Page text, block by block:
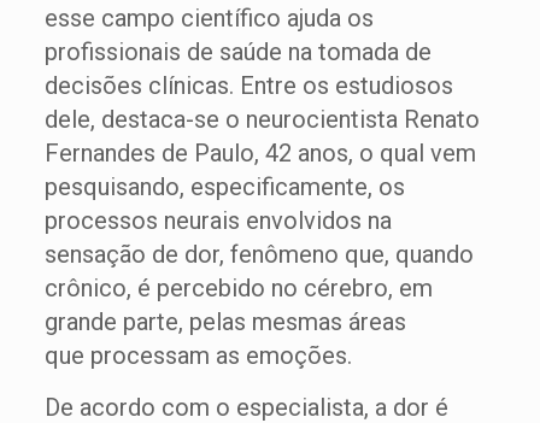
esse campo científico ajuda os
profissionais de saúde na tomada de
decisões clínicas. Entre os estudiosos
dele, destaca-se o neurocientista Renato
Fernandes de Paulo, 42 anos, o qual vem
pesquisando, especificamente, os
processos neurais envolvidos na
sensação de dor, fenômeno que, quando
crônico, é percebido no cérebro, em
grande parte, pelas mesmas áreas
que processam as emoções.
De acordo com o especialista, a dor é